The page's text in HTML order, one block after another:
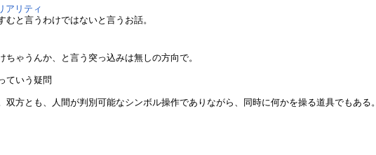
アリティ
と言うわけではないと言うお話。
ゃうんか、と言う突っ込みは無しの方向で。
ていう疑問
方とも、人間が判別可能なシンボル操作でありながら、同時に何かを操る道具でもある。